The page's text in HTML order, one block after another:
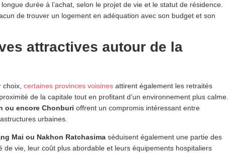
durée à l’achat, selon le projet de vie et le statut de résidence.
de trouver un logement en adéquation avec son budget et son
attractives autour de la
choix, certaines provinces voisines attirent également les retraités
de la capitale tout en profitant d’un environnement plus calme.
ou encore Chonburi offrent un compromis intéressant entre
urbaines.
Mai ou Nakhon Ratchasima séduisent également une partie des
de vie, leur coût plus abordable et leurs équipements hospitaliers